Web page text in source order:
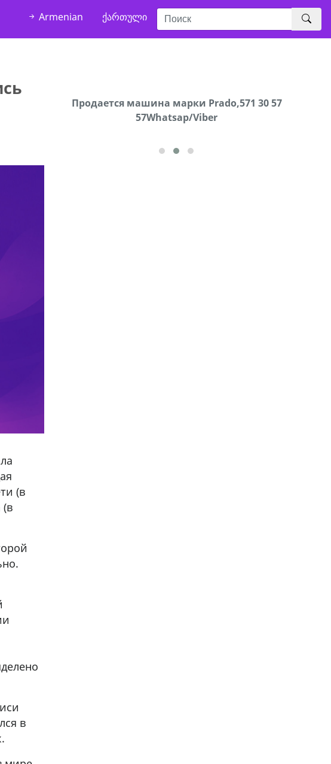
Armenian ქართული
(в
в
Продается машина марки Prado,571 30 57
57Whatsap/Viber
Продаются грабли под лощадь ,+995 551 08 62
72